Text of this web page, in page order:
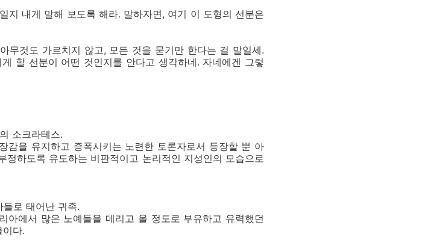
지 내게 말해 보도록 해라. 말하자면, 여기 이 도형의 선분은
무것도 가르치지 않고, 모든 것을 묻기만 한다는 걸 말일세.
할 선분이 어떤 것인지를 안다고 생각하네. 자네에겐 그렇
소크라테스.
감을 유지하고 증폭시키는 노련한 토론자로서 등장할 뿐 아
하도록 유도하는 비판적이고 논리적인 지성인의 모습으로
로 태어난 귀족.
아에서 많은 노예들을 데리고 올 정도로 부유하고 유력했던
다.